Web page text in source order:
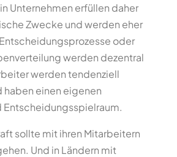
Unternehmen erfüllen daher
Zwecke und werden eher
oder
werden dezentral
werden tendenziell
haben einen eigenen
Entscheidungsspielraum.
sollte mit ihren Mitarbeitern
Und in Ländern mit